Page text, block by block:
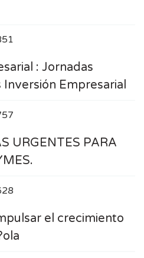
: Jornadas
Inversión Empresarial
URGENTES PARA
el crecimiento